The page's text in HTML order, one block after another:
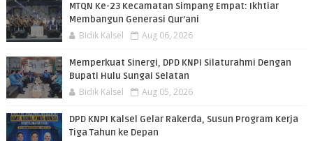
MTQN Ke-23 Kecamatan Simpang Empat: Ikhtiar
Membangun Generasi Qur’ani
Bidik Kalsel Aug 06, 2026
Memperkuat Sinergi, DPD KNPI Silaturahmi Dengan
Bupati Hulu Sungai Selatan
Bidik Kalsel Aug 05, 2026
DPD KNPI Kalsel Gelar Rakerda, Susun Program Kerja
Tiga Tahun ke Depan